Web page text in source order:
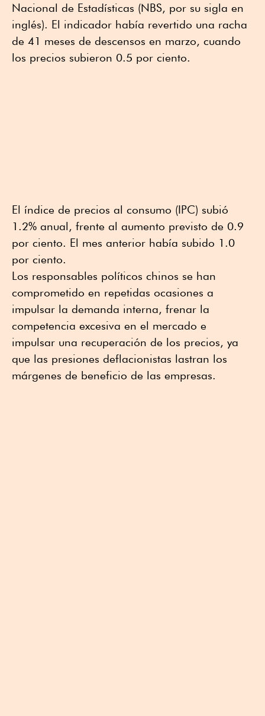
Nacional de Estadísticas (NBS, por su sigla en
inglés). El indicador había revertido una racha
de 41 meses de descensos en marzo, cuando
los precios subieron 0.5 por ciento.
El índice de precios al consumo (IPC) subió
1.2% anual, frente al aumento previsto de 0.9
por ciento. El mes anterior había subido 1.0
por ciento.
Los responsables políticos chinos se han
comprometido en repetidas ocasiones a
impulsar la demanda interna, frenar la
competencia excesiva en el mercado e
impulsar una recuperación de los precios, ya
que las presiones deflacionistas lastran los
márgenes de beneficio de las empresas.